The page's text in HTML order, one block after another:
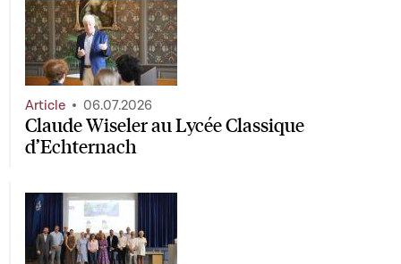
Claude Wiseler au Lycée Classique
d’Echternach
Article 06.07.2026